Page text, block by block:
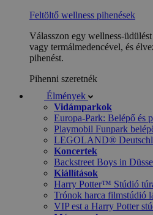
Feltöltő wellness pihenések
Válasszon egy wellness-
vagy termálmedencével, és
pihenést.
Pihenni szeretnék
Élmények
Vidámparkok
Europa-Park: Belépő és
Playmobil Funpark
LEGOLAND®
Koncertek
Backstreet Boys in
Kiállítások
Harry Potter™ Stúdió
Trónok harca filmstúdió
VIP est a Harry Potter